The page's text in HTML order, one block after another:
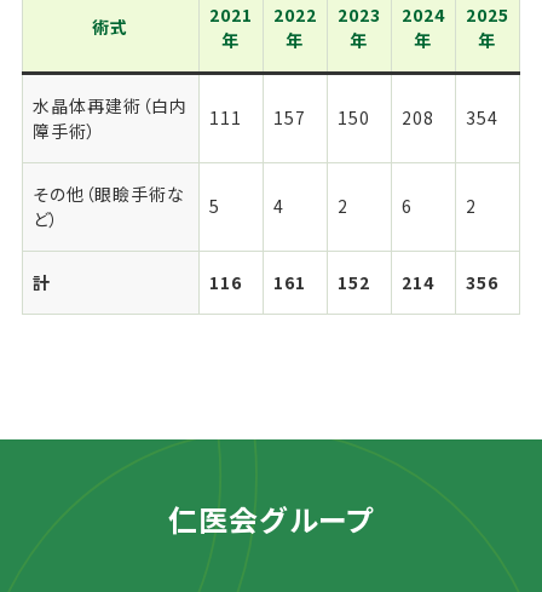
術式
2021
年
2022
年
2023
年
2024
年
2025
年
水晶体再建術（白内
障手術）
111 157 150 208 354
その他（眼瞼手術な
ど）
5 4 2 6 2
計 116 161 152 214 356
仁医会グループ